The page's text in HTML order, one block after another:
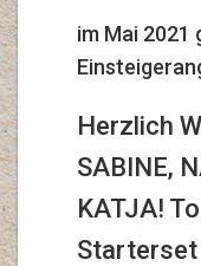
im Mai 2021
Herzlich
SABINE,
KATJA!
Starterset